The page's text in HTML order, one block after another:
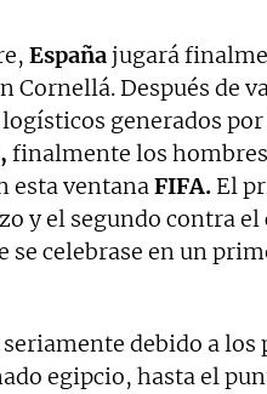
Españajugará
Cornellá. Después de
generados
finalmente los
esta ventanaFIFA. El
y el segundo contra
se celebrase en un
debido a los
egipcio, hasta el